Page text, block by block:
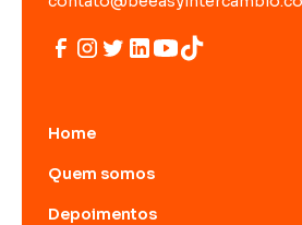
Home
Quem somos
Depoimentos